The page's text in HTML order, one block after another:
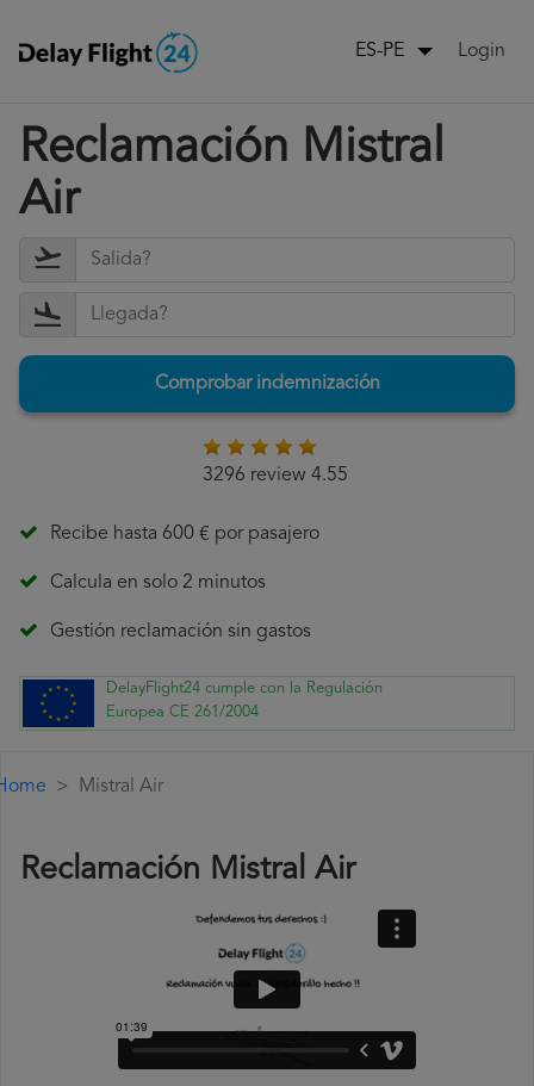
ES-PE Login
Reclamación Mistral
Air
Comprobar indemnización
3296 review 4.55
Recibe hasta 600 € por pasajero
Calcula en solo 2 minutos
Gestión reclamación sin gastos
DelayFlight24 cumple con la Regulación
Europea CE 261/2004
Mistral Air
Reclamación Mistral Air